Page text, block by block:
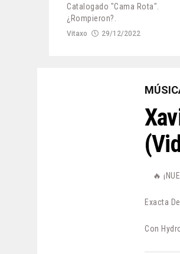
Catalogado "Cama Rota".
¿Rompieron?.
Vitaxo 29/12/2022
🔥
Exacta
Con